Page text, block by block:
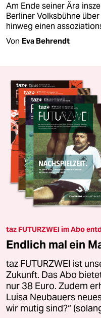
Am Ende seiner Ära
Berliner Volksbühne
hinweg einen
Von Eva Behrendt
taz FUTURZWEI im Abo
Endlich mal ein
taz FUTURZWEI ist
Zukunft. Das Abo
nur 38 Euro. Zudem
Luisa Neubauers
wir mutig sind?“